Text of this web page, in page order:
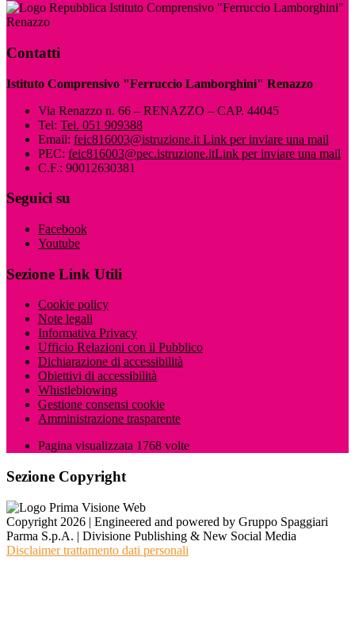
Istituto Comprensivo "Ferruccio Lamborghini"
Renazzo
Contatti
Istituto Comprensivo "Ferruccio Lamborghini" Renazzo
Via Renazzo n. 66 – RENAZZO – CAP. 44045
Tel: Tel. 051 909388
Email: feic816003@istruzione.it Link per inviare una mail
PEC: feic816003@pec.istruzione.itLink per inviare una mail
C.F.: 90012630381
Seguici su
Facebook
Youtube
Sezione Link Utili
Cookie policy
Note legali
Informativa Privacy
Ufficio Relazioni con il Pubblico
Dichiarazione di accessibilità
Obiettivi di accessibilità
Whistleblowing
Gestione consensi cookie
Amministrazione trasparente
Pagina visualizzata 1768 volte
Sezione Copyright
Copyright 2026 | Engineered and powered by Gruppo Spaggiari
Parma S.p.A. | Divisione Publishing & New Social Media
Disclaimer trattamento dati personali